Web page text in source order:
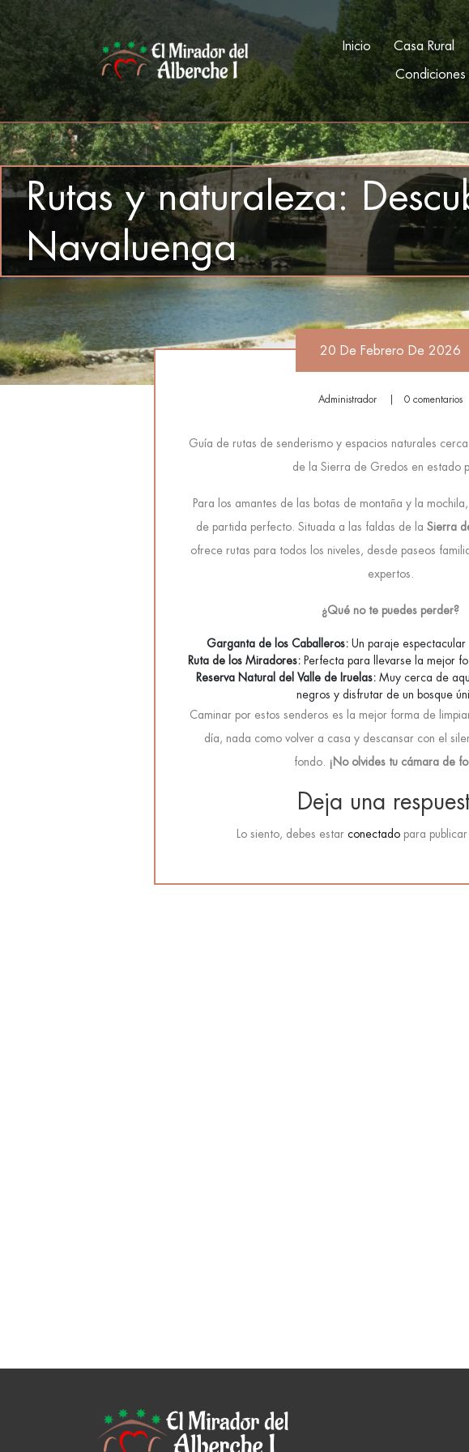
Inicio Casa Rural
Condiciones
Rutas y naturaleza:
Navaluenga
20 De Febrero De 2026
Administrador 0 comentarios
Guía de rutas de senderismo y espacios naturales
de la Sierra de Gredos en estado
Para los amantes de las botas de montaña y la
de partida perfecto. Situada a las faldas de la Sierra
ofrece rutas para todos los niveles, desde paseos
expertos.
¿Qué no te puedes perder?
Garganta de los Caballeros:Un paraje espectacular
Ruta de los Miradores: Perfecta para llevarse la mejor
Reserva Natural del Valle de Iruelas: Muy cerca de
negros y disfrutar de un bosque
Caminar por estos senderos es la mejor forma de
día, nada como volver a casa y descansar con el
fondo. ¡No olvides tu cámara de
Deja una
Lo siento, debes estar conectado para